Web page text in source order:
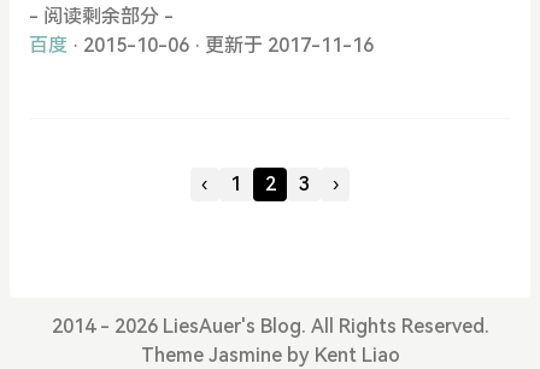
- 阅读剩余部分 -
百度 · 2015-10-06 · 更新于 2017-11-16
‹ 1 2 3 ›
2014 - 2026 LiesAuer's Blog. All Rights Reserved.
Theme Jasmineby Kent Liao